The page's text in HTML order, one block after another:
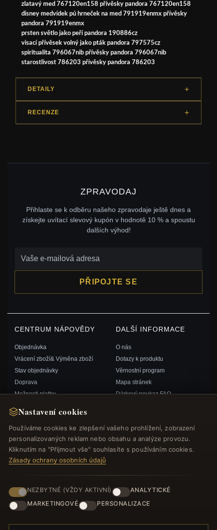
Nastavení cookies
Používáme cookies ke zlepšení vašeho prohlížení, zobrazení
personalizovaných reklam nebo obsahu a analýze provozu.
Kliknutím na "Přijmout vše" souhlasíte s používáním cookies.
Zásady ochrany osobních údajů
NEZBYTNÉ (VŽDY AKTIVNÍ)
ANALYTICKÉ
MARKETINGOVÉ
PERSONALIZACE
zlatavý med 767120en158 přívěsky pandora 767120en158
disney medvídek pú hrneček na med 791919enmx přívěsky
pandora 791919enmx
prsten světlo jako peří pandora 190886cz
visací přívěsek volný jako pták pandora 797575cz
spiritualita 796067nib přívěsky pandora 796067nib
starostlivost 786203 přívěsky pandora 786203
DETAILY
RECENZE
ZPRAVODAJ
Přihlaste se k odběru našeho zpravodaje ještě dnes a
získejte uvítací slevový kupón v hodnotě 10 % a spoustu
dalších výhod!
PŘIPOJTE SE
CENTRUM NÁPOVĚDY
Objednávka
Vrácení zboží& Výměna zboží
Stav objednávky
Doprava
Možnosti platby
Kontaktujte nás
DALŠÍ INFORMACE
O nás
Dotazy k produktu
Věrnostní program
Mapa stránek
Dárkový poukaz FAQ
RYCHLÉ ODKAZY
Nové produkty
Speciální nabídky
Blog
Recenze
Přihlásit se
SLEDUJTE NÁS